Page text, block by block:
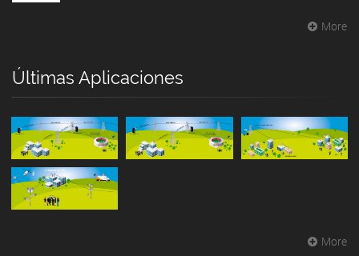
More
Últimas Aplicaciones
More